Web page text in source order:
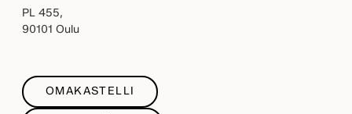
PL 455,
90101 Oulu
OMAKASTELLI